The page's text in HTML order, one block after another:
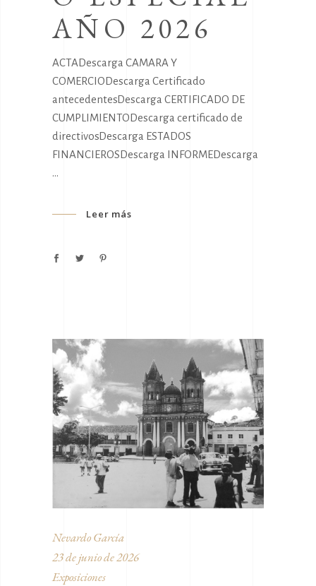
AÑO 2026
ACTADescarga CAMARA Y
COMERCIODescarga Certificado
antecedentesDescarga CERTIFICADO DE
CUMPLIMIENTODescarga certificado de
directivosDescarga ESTADOS
FINANCIEROSDescarga INFORMEDescarga
Leer más
Nevardo García
23 de junio de 2026
Exposiciones